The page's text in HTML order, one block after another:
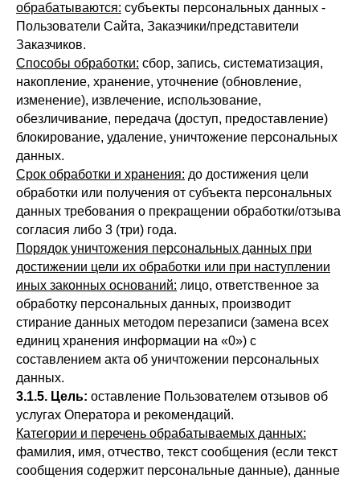
обрабатываются: субъекты персональных данных -
Пользователи Сайта, Заказчики/представители
Заказчиков.
Способы обработки: сбор, запись, систематизация,
накопление, хранение, уточнение (обновление,
изменение), извлечение, использование,
обезличивание, передача (доступ, предоставление)
блокирование, удаление, уничтожение персональных
данных.
Срок обработки и хранения: до достижения цели
обработки или получения от субъекта персональных
данных требования о прекращении обработки/отзыва
согласия либо 3 (три) года.
Порядок уничтожения персональных данных при
достижении цели их обработки или при наступлении
иных законных оснований: лицо, ответственное за
обработку персональных данных, производит
стирание данных методом перезаписи (замена всех
единиц хранения информации на «0») с
составлением акта об уничтожении персональных
данных.
3.1.5. Цель: оставление Пользователем отзывов об
услугах Оператора и рекомендаций.
Категории и перечень обрабатываемых данных:
фамилия, имя, отчество, текст сообщения (если текст
сообщения содержит персональные данные), данные